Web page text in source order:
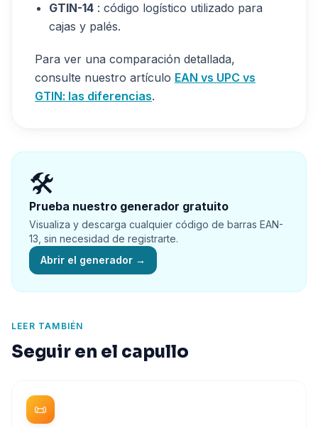
GTIN-14 : código logístico utilizado para
cajas y palés.
Para ver una comparación detallada,
consulte nuestro artículo EAN vs UPC vs
GTIN: las diferencias.
🛠️
Prueba nuestro generador gratuito
Visualiza y descarga cualquier código de barras EAN-
13, sin necesidad de registrarte.
Abrir el generador →
LEER TAMBIÉN
Seguir en el capullo
📜